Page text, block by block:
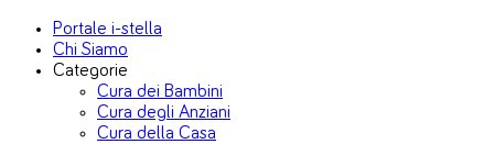
Portale i-stella
Chi Siamo
Categorie
Cura dei Bambini
Cura degli Anziani
Cura della Casa